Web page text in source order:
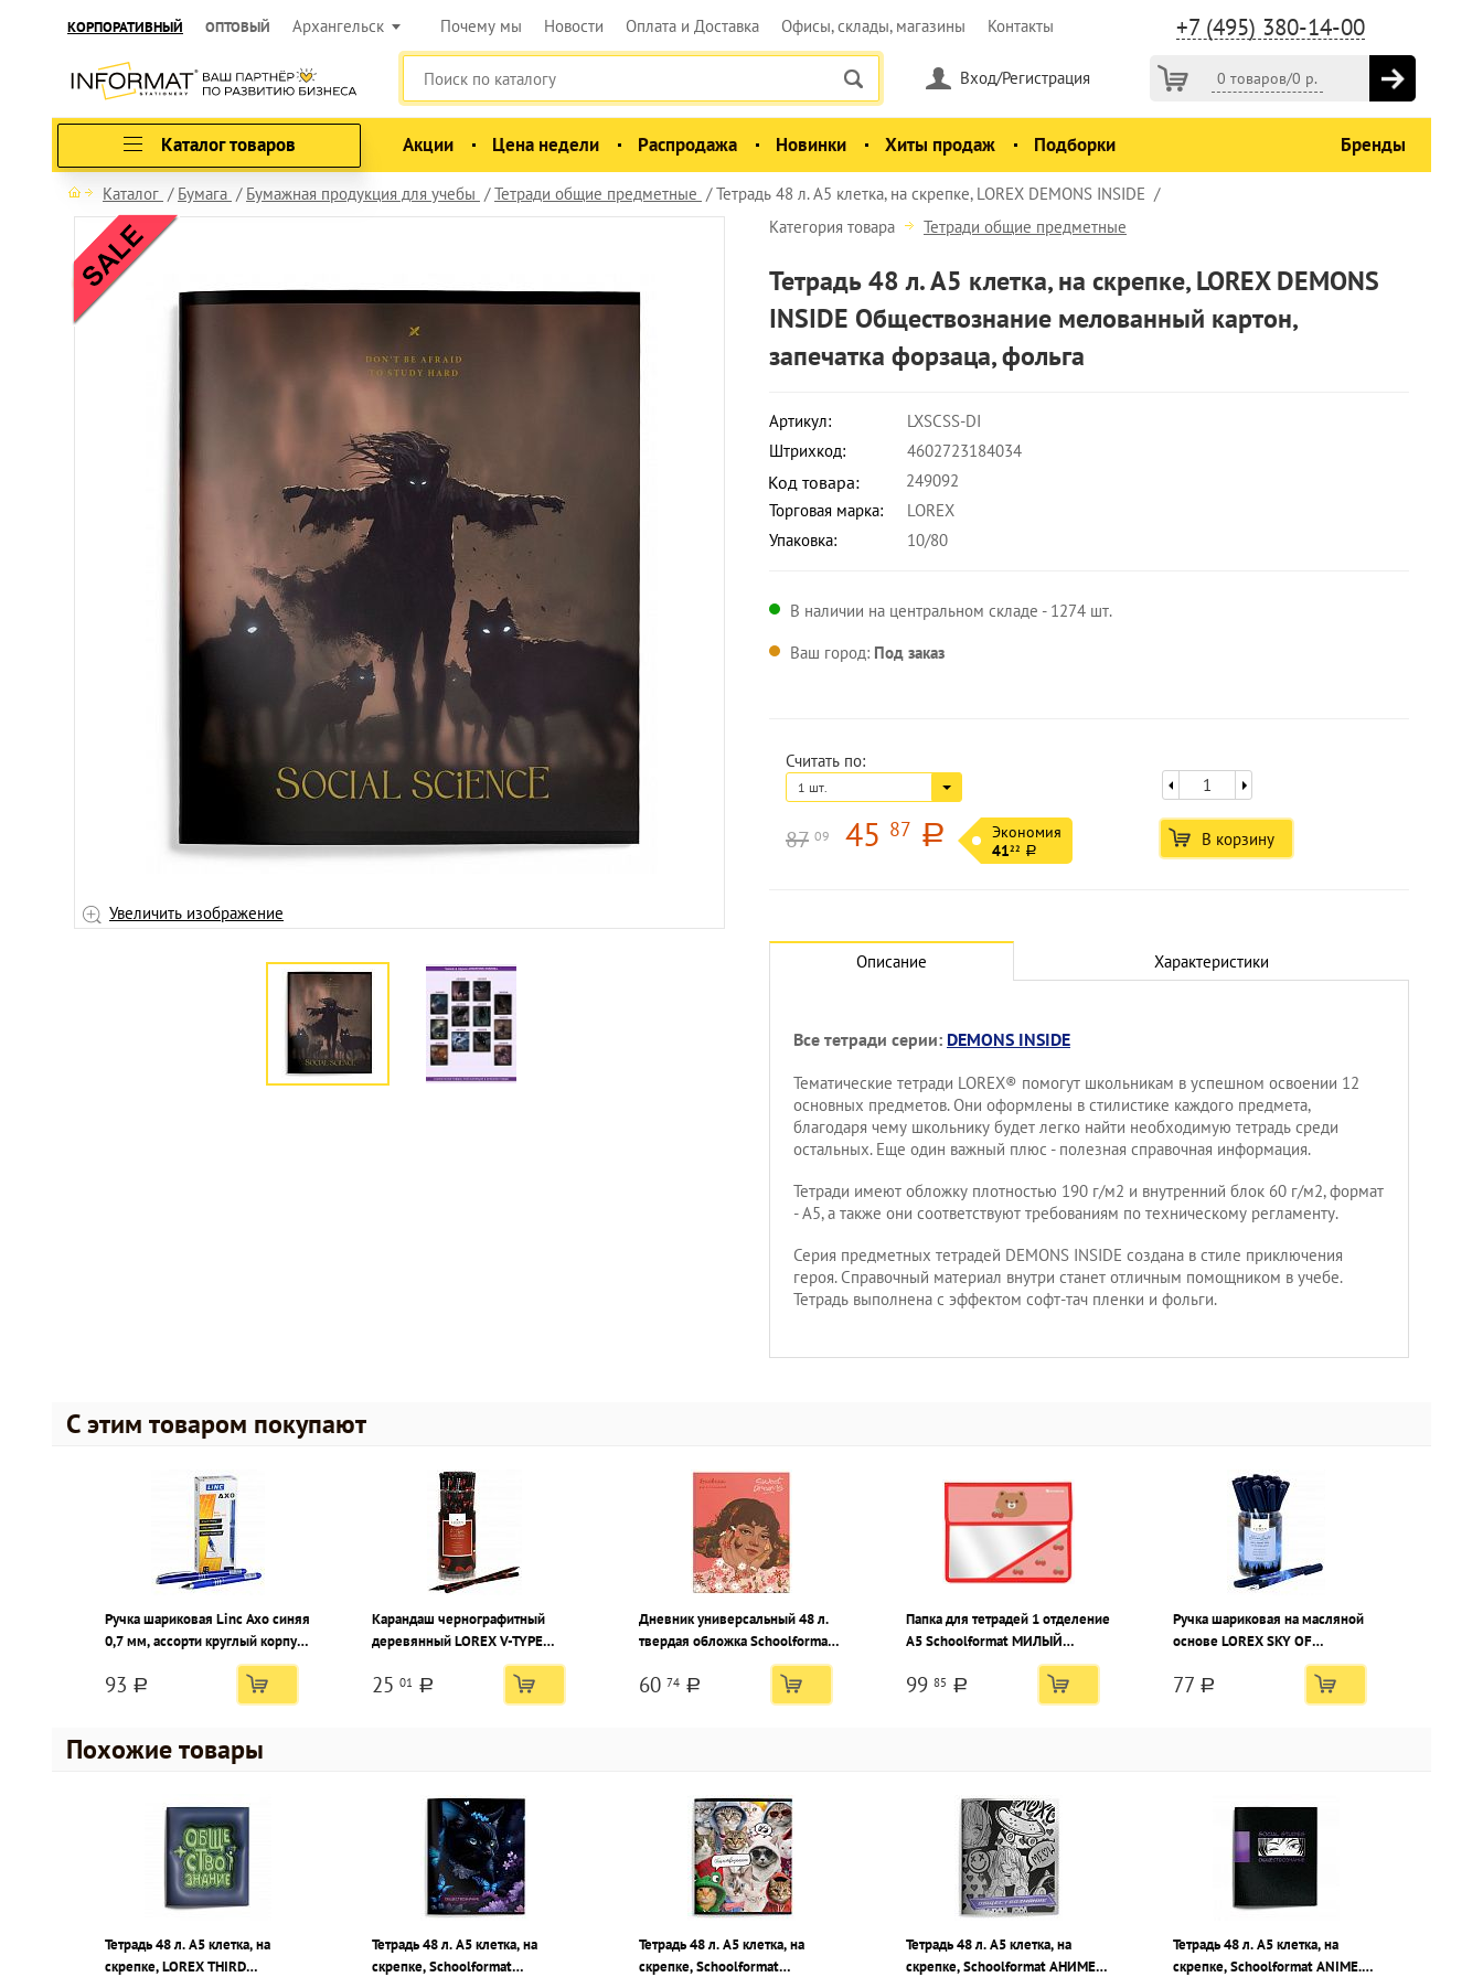
КОРПОРАТИВНЫЙ ОПТОВЫЙ Архангельск +7 (495) 380-14-00
Почему мы Новости Оплата и Доставка Офисы, склады, магазины Контакты
0 товаров/0 р.
Вход/Регистрация
Каталог товаров Акции Цена недели Распродажа Новинки Хиты продаж Подборки Бренды
Каталог Бумага Бумажная продукция для учебы Тетради общие предметные Тетрадь 48 л. А5 клетка, на скрепке, LOREX DEMONS INSIDE
Увеличить изображение
Категория товара Тетради общие предметные
Тетрадь 48 л. А5 клетка, на скрепке, LOREX DEMONS
INSIDE Обществознание мелованный картон,
запечатка форзаца, фольга
Артикул:
LXSCSS-DI
Штрихкод:
4602723184034
Код товара:
249092
Торговая марка:
LOREX
Упаковка:
10/80
В наличии на центральном складе - 1274 шт.
Ваш город: Под заказ
Считать по:
1 шт.
87 09 45 87 a
Экономия
4122 a
В корзину
Описание Характеристики
Все тетради серии: DEMONS INSIDE
Тематические тетради LOREX® помогут школьникам в успешном освоении 12
основных предметов. Они оформлены в стилистике каждого предмета,
благодаря чему школьнику будет легко найти необходимую тетрадь среди
остальных. Еще один важный плюс - полезная справочная информация.
Тетради имеют обложку плотностью 190 г/м2 и внутренний блок 60 г/м2, формат
- А5, а также они соответствуют требованиям по техническому регламенту.
Серия предметных тетрадей DEMONS INSIDE создана в стиле приключения
героя. Справочный материал внутри станет отличным помощником в учебе.
Тетрадь выполнена с эффектом софт-тач пленки и фольги.
С этим товаром покупают
Ручка шариковая Linc Axo синяя
0,7 мм, ассорти круглый корпус,
грип, игольчатый наконечник
93 a
Карандаш чернографитный
деревянный LOREX V-TYPE
BLACK WOOD HEART GLIMPSE
НВ заточенный, трехгранный,
принт на корпусе, тубус
25 01 a
Дневник универсальный 48 л.
твердая обложка Schoolformat
МИЛАЯ ДЕВУШКА переплетный
картон, матовая ламинация
60 74 a
Папка для тетрадей 1 отделение
А5 Schoolformat МИЛЫЙ
МЕДВЕЖОНОК розовая, клапан
на липучке, пластик, для
99 85 a
Ручка шариковая на масляной
основе LOREX SKY OF
STARS.NIGHT Slim Soft синяя 0,5
мм, синий круглый корпус,
покрытие ultra-soft touch,
77 a
Похожие товары
Тетрадь 48 л. А5 клетка, на
скрепке, LOREX THIRD
Тетрадь 48 л. А5 клетка, на
скрепке, Schoolformat
Тетрадь 48 л. А5 клетка, на
скрепке, Schoolformat
Тетрадь 48 л. А5 клетка, на
скрепке, Schoolformat АНИМЕ
Тетрадь 48 л. А5 клетка, на
скрепке, Schoolformat ANIME.